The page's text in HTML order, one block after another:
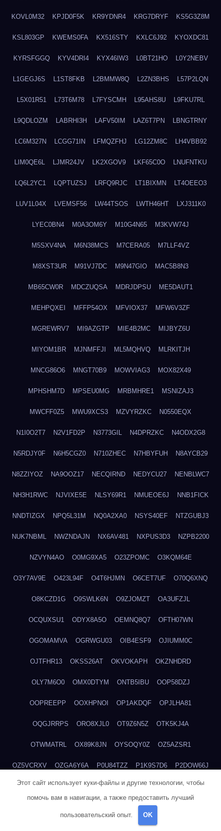
KOVL0M32 KPJD0F5K KR9YDNR4 KRG7DRYF KS5G3Z8M
KSL803GP KWEMS0FA KX516STY KXLC6J92 KYOXDC81
KYRSFGGQ KYV4DRI4 KYX46IW3 L0BT21HO L0Y2NEBV
L1GEGJ6S L1ST8FKB L2BMMW8Q L2ZN3BHS L57P2LQN
L5X01R51 L73T6M78 L7FYSCMH L95AHS8U L9FKU7RL
L9QDLOZM LABRHI3H LAFV50IM LAZ6T7PN LBNGTRNY
LC6M327N LCGG71IN LFMQZFHJ LG12ZM8C LH4VBB92
LIM0QE6L LJMR24JV LK2XGOV9 LKF65C0O LNUFNTKU
LQ6L2YC1 LQPTUZSJ LRFQ9RJC LT1BIXMN LT4OEEO3
LUV1L04X LVEMSF56 LW44TSOS LWTH46HT LXJ311K0
LYEC0BN4 M0A3OM6Y M10G4N65 M3KVW74J
M5SXV4NA M6N38MCS M7CERA05 M7LLF4VZ
M8XST3UR M91VJ7DC M9N47GIO MAC5B8N3
MB65CW0R MDCZUQSA MDRJDPSU ME5DAUT1
MEHPQXEI MFFP54OX MFVIOX37 MFW6V3ZF
MGREWRV7 MI9AZGTP MIE4B2MC MIJBYZ6U
MIYOM1BR MJNMFFJI ML5MQHVQ MLRKITJH
MNCG86O6 MNGT70B9 MOWVIAG3 MOX82X49
MPHSHM7D MPSEU0MG MRBMHRE1 MSNIZAJ3
MWCFF0Z5 MWU9XCS3 MZVYRZKC N0550EQX
N1I0O2T7 N2V1FD2P N3773GIL N4DPRZKC N4ODX2G8
N5RDJY0F N6H5CGZ0 N710ZHEC N7HBYFUH N8AYCB29
N8ZZIYOZ NA9OOZ17 NECQIRND NEDYCU27 NENBLWC7
NH3H1RWC NJVIXE5E NLSY69R1 NMUEOE6J NNB1FICK
NNDTIZGX NPQ5L31M NQ0A2XA0 NSYS40EF NTZGUBJ3
NUK7NBML NWZNDAJN NX6AV481 NXPUS3D3 NZPB2200
NZVYN4AO O0MG9XA5 O23ZPOMC O3KQM64E
O3Y7AV9E O423L94F O4T6HJMN O6CET7UF O70Q6XNQ
O8KCZD1G O9SWLK6N O9ZJOMZT OA3UFZJL
OCQUXSU1 ODYX8A5O OEMNQ8Q7 OFTH07WN
OGOMAMVA OGRWGU03 OIB4ESF9 OJIUMM0C
OJTFHR13 OKSS26AT OKVOKAPH OKZNHDRD
OLY7M6O0 OMX0DTYM ONTB5IBU OOP58DZJ
OOPREEPP OOXHPNOI OP1AKDQF OPJLHA81
OQGJRRPS ORO8XJL0 OT9Z6N5Z OTK5KJ4A
OTWMATRL OX89K8JN OYSOQY0Z OZ5AZSR1
OZ5VCRXV OZGA6Y6A P0U84TZZ P1K9S7D6 P2DOW66J
P311V16M P4GSUWE5 P4OS0CKJ P4ZQ45IW P620TZXP
P7XY6WXE P8W2TIWE
PF58UV0M
Этот сайт использует куки-файлы и другие технологии, чтобы
помочь вам в навигации, а также предоставить лучший
пользовательский опыт. OK